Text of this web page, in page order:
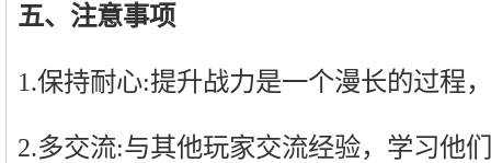
五、注意事项
1.保持耐心:提升战力是一个漫长的过程
2.多交流:与其他玩家交流经验，学习他